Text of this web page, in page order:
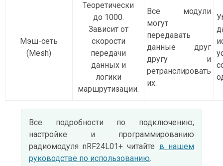
Мэш-сеть
(Mesh)
Теоретически
до 1000.
Зависит от
скорости
передачи
данных и
логики
маршрутизации.
Все модули
могут
передавать
данные друг
другу и
ретранслировать
их.
Все подробности по подключению,
настройке и программированию
радиомодуля nRF24L01+ читайте в нашем
руководстве по использованию.